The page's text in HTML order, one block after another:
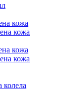
кожа
кожа
кожа
кожа
колела